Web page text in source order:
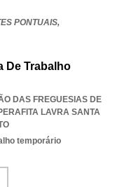
PONTUAIS,
De Trabalho
DAS FREGUESIAS DE
LAVRA SANTA
temporário